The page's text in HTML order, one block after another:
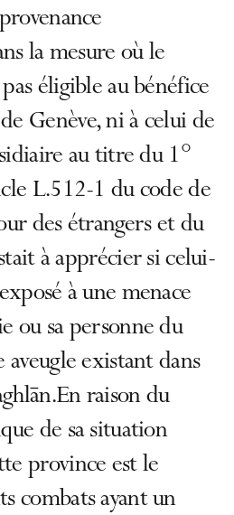
la mesure où le
éligible au bénéfice
Genève, ni à celui de
au titre du 1°
L.512-1 du code de
des étrangers et du
à apprécier si celui-
à une menace
ou sa personne du
existant dans
raison du
de sa situation
province est le
combats ayant un